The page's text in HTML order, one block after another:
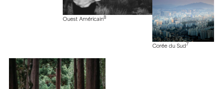
Ouest Américain8
Corée du Sud 7